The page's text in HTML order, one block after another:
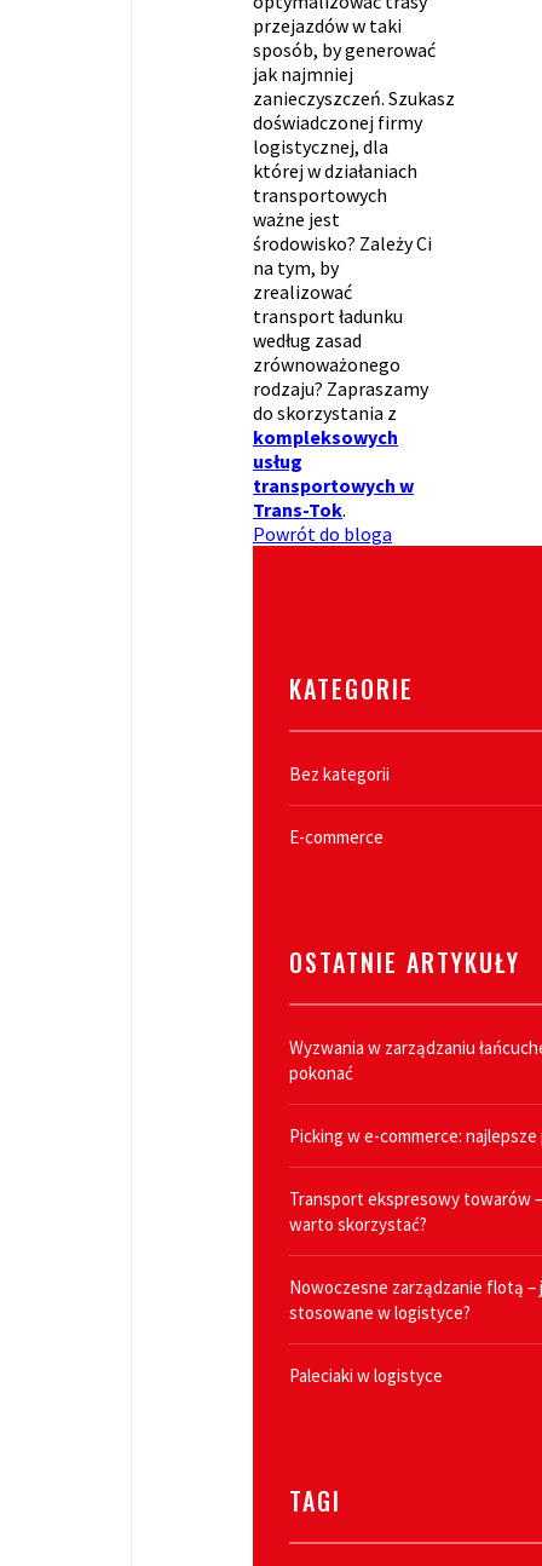
przejazdów w taki
sposób, by generować
jak najmniej
zanieczyszczeń. Szukasz
doświadczonej firmy
logistycznej, dla
której w działaniach
transportowych
ważne jest
środowisko? Zależy Ci
na tym, by
zrealizować
transport ładunku
według zasad
zrównoważonego
rodzaju? Zapraszamy
do skorzystania z
kompleksowych
usług
transportowych w
Trans-Tok.
Powrót do bloga
KATEGORIE
Bez kategorii
E-commerce
OSTATNIE ARTYKUŁY
Wyzwania w zarządzaniu
pokonać
Picking w e-commerce:
Transport ekspresowy towarów
warto skorzystać?
Nowoczesne zarządzanie flotą –
stosowane w logistyce?
Paleciaki w logistyce
TAGI